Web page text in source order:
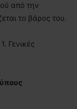
από την
το βάρος του.
Γενικές